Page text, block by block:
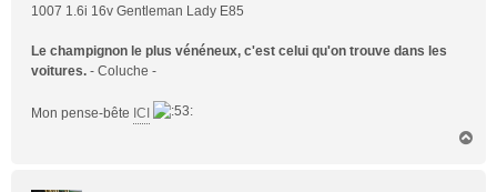
1007 1.6i 16v Gentleman Lady E85
Le champignon le plus vénéneux, c'est celui qu'on trouve dans les
voitures. - Coluche -
Mon pense-bête ICI